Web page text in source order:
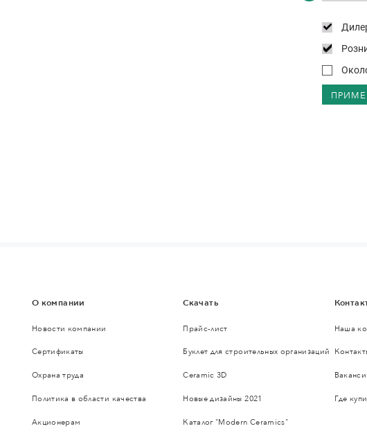
О компании
Новости компании
Сертификаты
Охрана труда
Политика в области качества
Акционерам
Скачать
Прайс-лист
Буклет для строительных организаций
Ceramic 3D
Новые дизайны 2021
Каталог "Modern Ceramics"
Наша
Где